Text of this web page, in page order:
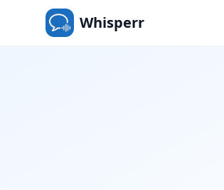
Whisperr